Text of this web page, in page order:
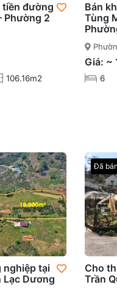
tiền đường
Phường 2
106.16m2
Bán
Tùng
Giá: ~
6
nghiệp tại
Lạc Dương
Đã bán
Cho
Trần